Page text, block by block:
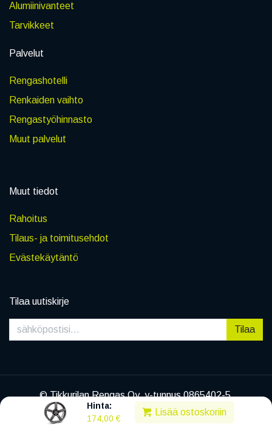
Hinta:
174,00 €
Lisää ostoskoriin
Alumiinivanteet
Tarvikkeet
Palvelut
Rengashotelli
Renkaiden vaihto
Rengastyöhinnasto
Muut palvelut
Muut tiedot
Rahoitus
Tilaus- ja toimitusehdot
Evästekäytäntö
Tilaa uutiskirje
Tilaa
© Tikkurilan Rengas Oy, y-tunnus 0865402-5
|Tietosuojaseloste